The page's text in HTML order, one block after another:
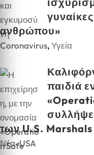
ανθρώπου»
Coronavirus,Υγεία
παιδιά
των U.S. Marshals
Νέα-USA